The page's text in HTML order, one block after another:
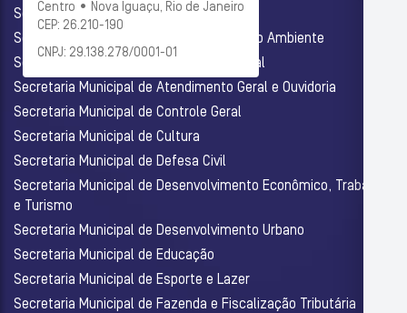
Centro • Nova Iguaçu, Rio de Janeiro
CEP: 26.210-190
CNPJ: 29.138.278/0001-01
Secretaria Municipal de Administração
Secretaria Municipal de Agricultura e Meio Ambiente
Secretaria Municipal de Assistência Social
Secretaria Municipal de Atendimento Geral e Ouvidoria
Secretaria Municipal de Controle Geral
Secretaria Municipal de Cultura
Secretaria Municipal de Defesa Civil
Secretaria Municipal de Desenvolvimento Econômico, Trabalho
e Turismo
Secretaria Municipal de Desenvolvimento Urbano
Secretaria Municipal de Educação
Secretaria Municipal de Esporte e Lazer
Secretaria Municipal de Fazenda e Fiscalização Tributária